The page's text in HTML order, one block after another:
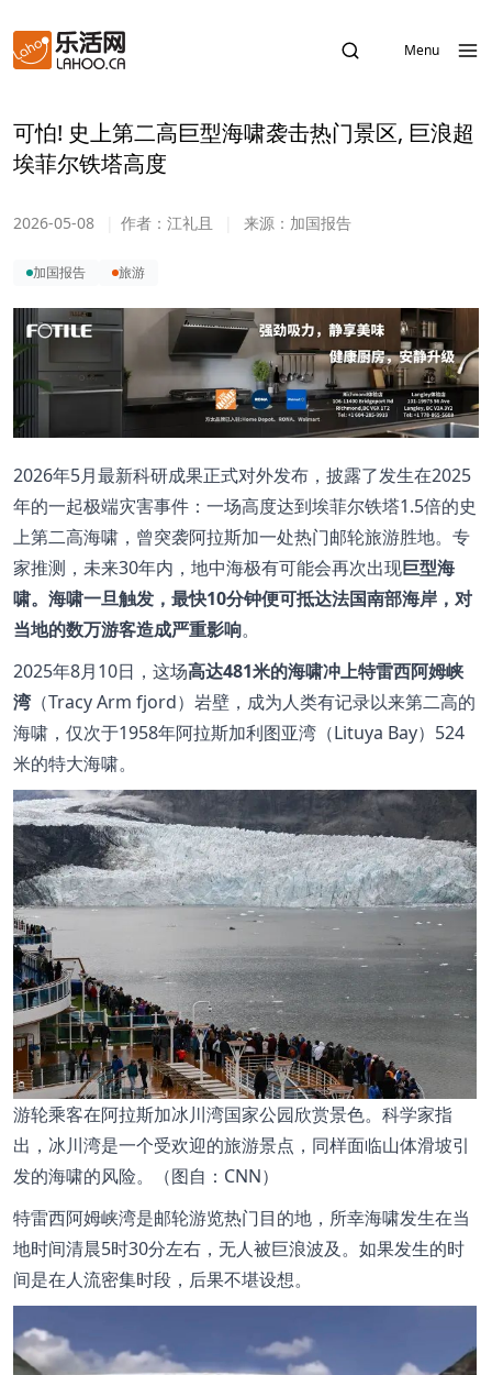
Menu
可怕! 史上第二高巨型海啸袭击热门景区, 巨浪超
埃菲尔铁塔高度
2026-05-08 作者： 江礼且 来源： 加国报告
加国报告 旅游
2026年5月最新科研成果正式对外发布，披露了发生在2025
年的一起极端灾害事件：一场高度达到埃菲尔铁塔1.5倍的史
上第二高海啸，曾突袭阿拉斯加一处热门邮轮旅游胜地。专
家推测， 未来30年内，地中海极有可能会再次出现巨型海
啸。海啸一旦触发，最快10分钟便可抵达法国南部海岸，对
当地的数万游客造成严重影响。
2025年8月10日，这场高达481米的海啸冲上特雷西阿姆峡
湾（Tracy Arm fjord）岩壁，成为人类有记录以来第二高的
海啸，仅次于1958年阿拉斯加利图亚湾（Lituya Bay） 524
米的特大海啸。
游轮乘客在阿拉斯加冰川湾国家公园欣赏景色。科学家指
出，冰川湾是一个受欢迎的旅游景点，同样面临山体滑坡引
发的海啸的风险。（图自：CNN）
特雷西阿姆峡湾是邮轮游览热门目的地，所幸海啸发生在当
地时间清晨5时30分左右，无人被巨浪波及。如果发生的时
间是在人流密集时段，后果不堪设想。